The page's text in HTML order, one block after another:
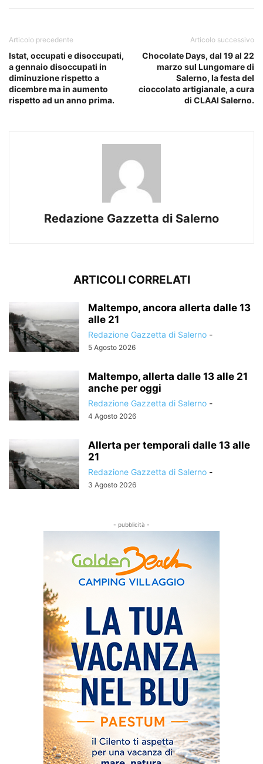
Articolo precedente
Istat, occupati e disoccupati,
a gennaio disoccupati in
diminuzione rispetto a
dicembre ma in aumento
rispetto ad un anno prima.
Articolo successivo
Chocolate Days, dal 19 al 22
marzo sul Lungomare di
Salerno, la festa del
cioccolato artigianale, a cura
di CLAAI Salerno.
Redazione Gazzetta di Salerno
ARTICOLI CORRELATI
Maltempo, ancora allerta dalle 13
alle 21
Redazione Gazzetta di Salerno -
5 Agosto 2026
Maltempo, allerta dalle 13 alle 21
anche per oggi
Redazione Gazzetta di Salerno -
4 Agosto 2026
Allerta per temporali dalle 13 alle
21
Redazione Gazzetta di Salerno -
3 Agosto 2026
- pubblicità -